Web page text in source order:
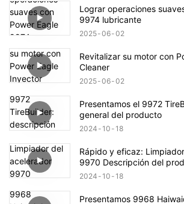
Lograr operaciones
9974 lubricante
2025 06 02
Revitalizar su motor con
Cleaner
2025 06 02
Presentamos el 9972
general del producto
2024 10 18
Rápido y eficaz:
9970 Descripción del
2024 10 18
Presentamos 9968